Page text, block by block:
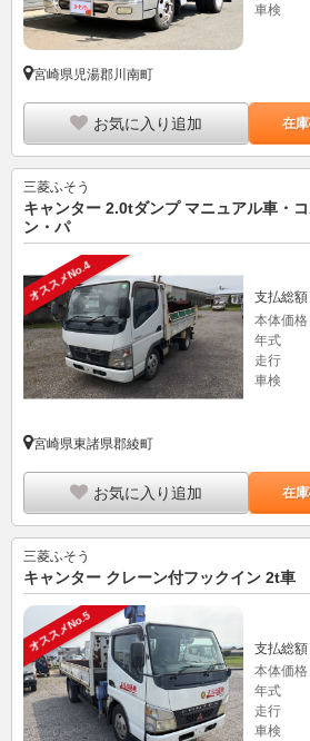
車検
宮崎県児湯郡川南町
お気に入り追加 在
三菱ふそう
キャンター 2.0tダンプ マニュアル車・
ン・パ
オススメNo.4 支払総額
本体価格
年式
走行
車検
宮崎県東諸県郡綾町
お気に入り追加 在
三菱ふそう
キャンター クレーン付フックイン 2t車
オススメNo.5 支払総額
本体価格
年式
走行
車検